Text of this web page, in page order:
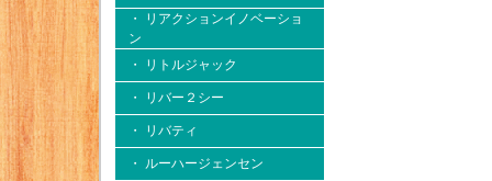
・ リアクションイノベーショ
ン
・ リトルジャック
・ リバー２シー
・ リバティ
・ ルーハージェンセン